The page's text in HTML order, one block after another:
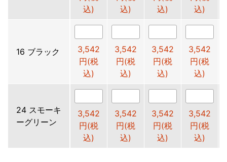
込)
込)
込)
込)
16 ブラック
3,542
円(税
込)
3,542
円(税
込)
3,542
円(税
込)
3,542
円(税
込)
24 スモーキ
ーグリーン
3,542
円(税
込)
3,542
円(税
込)
3,542
円(税
込)
3,542
円(税
込)